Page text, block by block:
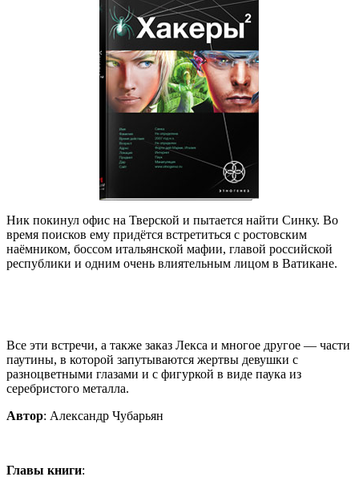
Ник покинул офис на Тверской и пытается найти Синку. Во
время поисков ему придётся встретиться с ростовским
наёмником, боссом итальянской мафии, главой российской
республики и одним очень влиятельным лицом в Ватикане.
Все эти встречи, а также заказ Лекса и многое другое — части
паутины, в которой запутываются жертвы девушки с
разноцветными глазами и с фигуркой в виде паука из
серебристого металла.
Автор: Александр Чубарьян
Главы книги: